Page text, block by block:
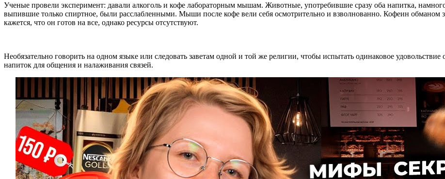
Ученые провели эксперимент: давали алкоголь и кофе лабораторным мышам. Животные, употребившие сразу оба напитка,
выпившие только спиртное, были расслабленными. Мыши после кофе вели себя осмотрительно и взволнованно. Кофеин обманом
кажется, что он готов на все, однако ресурсы отсутствуют.
Необязательно говорить на одном языке или следовать заветам одной и той же религии, чтобы испытать одинаковое
напиток для общения и налаживания связей.